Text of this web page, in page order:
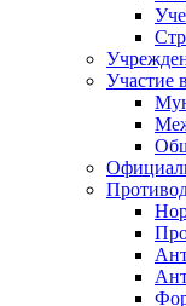
Участие